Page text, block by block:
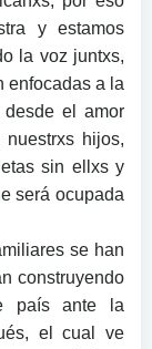
y estamos
la voz juntxs,
enfocadas a la
el amor
hijos,
sin ellxs y
será ocupada
se han
construyendo
país ante la
el cual ve